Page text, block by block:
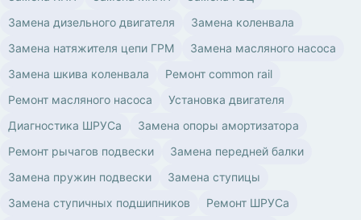
Замена дизельного двигателя
Замена коленвала
Замена натяжителя цепи ГРМ
Замена масляного насоса
Замена шкива коленвала
Ремонт common rail
Ремонт масляного насоса
Установка двигателя
Диагностика ШРУСа
Замена опоры амортизатора
Ремонт рычагов подвески
Замена передней балки
Замена пружин подвески
Замена ступицы
Замена ступичных подшипников
Ремонт ШРУСа